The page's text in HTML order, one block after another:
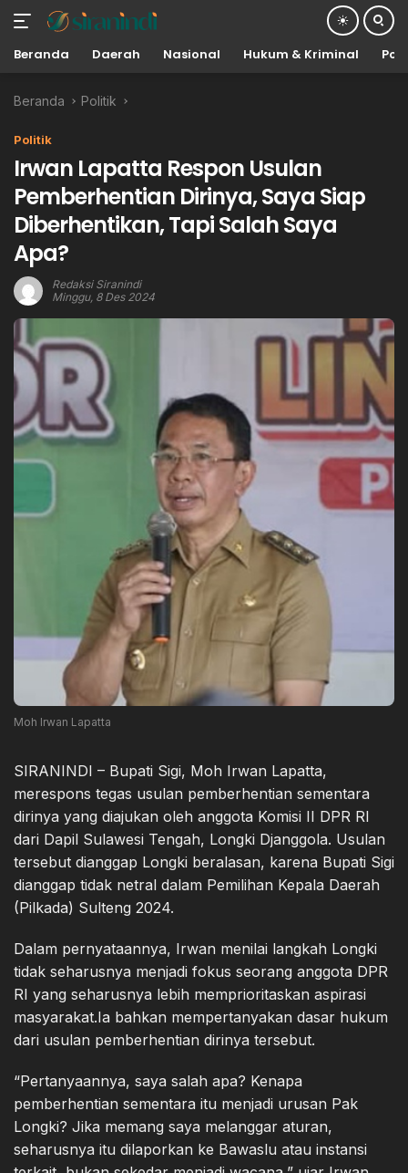
Beranda Daerah Nasional Hukum & Kriminal
Beranda Politik
Politik
Irwan Lapatta Respon Usulan
Pemberhentian Dirinya, Saya Siap
Diberhentikan, Tapi Salah Saya
Apa?
Redaksi Siranindi
Minggu, 8 Des 2024
Moh Irwan Lapatta
SIRANINDI – Bupati Sigi, Moh Irwan Lapatta,
merespons tegas usulan pemberhentian sementara
dirinya yang diajukan oleh anggota Komisi II DPR RI
dari Dapil Sulawesi Tengah, Longki Djanggola. Usulan
tersebut dianggap Longki beralasan, karena Bupati Sigi
dianggap tidak netral dalam Pemilihan Kepala Daerah
(Pilkada) Sulteng 2024.
Dalam pernyataannya, Irwan menilai langkah Longki
tidak seharusnya menjadi fokus seorang anggota DPR
RI yang seharusnya lebih memprioritaskan aspirasi
masyarakat.Ia bahkan mempertanyakan dasar hukum
dari usulan pemberhentian dirinya tersebut.
“Pertanyaannya, saya salah apa? Kenapa
pemberhentian sementara itu menjadi urusan Pak
Longki? Jika memang saya melanggar aturan,
seharusnya itu dilaporkan ke Bawaslu atau instansi